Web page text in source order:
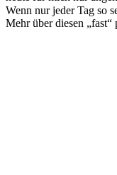
Wenn nur jeder Tag so
Mehr über diesen